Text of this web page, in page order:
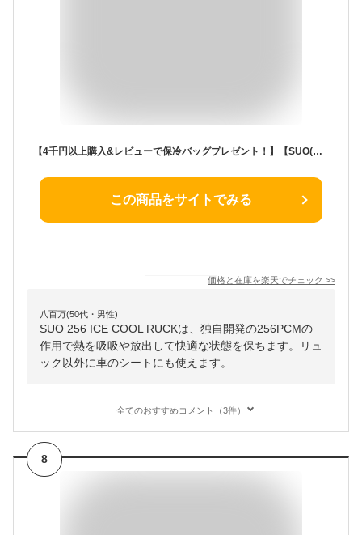
【4千円以上購入&レビューで保冷バッグプレゼント！】【SUO(R) 公式】SUO(R) 正規代理店 日本製 特許取得 SUO 28℃ クールリュック 256 cool ruck FREE 植物由来 アイスリュック スポーツ観戦 キャンプ 暑さ対策 熱中症予防背中出勤自転車 アウトドア 冷却冷感パッド形状
この商品をサイトでみる
価格と在庫を楽天でチェック >>
八百万(50代・男性)
SUO 256 ICE COOL RUCKは、独自開発の256PCMの
作用で熱を吸吸や放出して快適な状態を保ちます。リュ
ック以外に車のシートにも使えます。
全てのおすすめコメント（3件）
8